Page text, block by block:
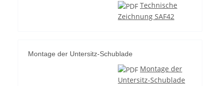
Technische
Zeichnung SAF42
Montage der Untersitz-Schublade
Montage der
Untersitz-Schublade